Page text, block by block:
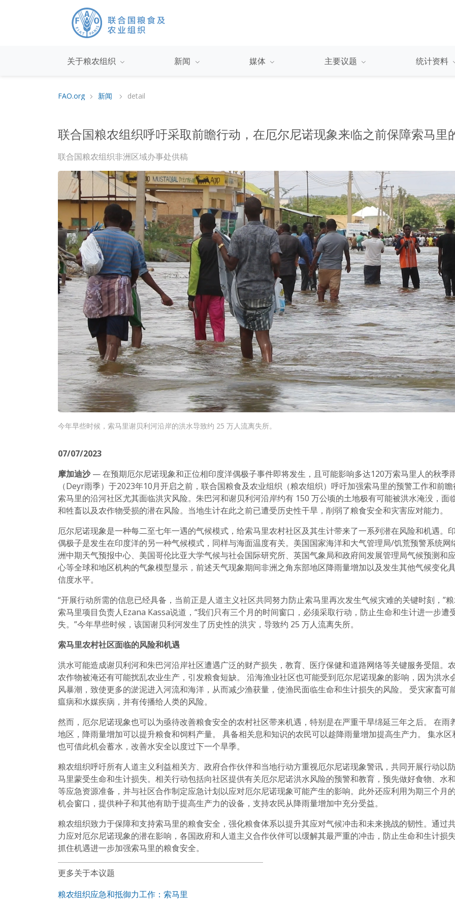
关于粮农组织 新闻 媒体 主要议题 统计资料
FAO.org 新闻 detail
联合国粮农组织呼吁采取前瞻行动，在厄尔尼诺现象来临之前保障索马里
联合国粮农组织非洲区域办事处供稿
今年早些时候，索马里谢贝利河沿岸的洪水导致约 25 万人流离失所。
07/07/2023
摩加迪沙— 在预期厄尔尼诺现象和正位相印度洋偶极子事件即将发生，且可能影响多达120万索马里人的秋季
（Deyr雨季）于2023年10月开启之前，联合国粮食及农业组织（粮农组织）呼吁加强索马里的预警工作和前
索马里的沿河社区尤其面临洪灾风险。朱巴河和谢贝利河沿岸约有 150 万公顷的土地极有可能被洪水淹没，面
和牲畜以及农作物受损的潜在风险。当地生计在此之前已遭受历史性干旱，削弱了粮食安全和灾害应对能力。
厄尔尼诺现象是一种每二至七年一遇的气候模式，给索马里农村社区及其生计带来了一系列潜在风险和机遇。
偶极子是发生在印度洋的另一种气候模式，同样与海面温度有关。美国国家海洋和大气管理局/饥荒预警系统网
洲中期天气预报中心、美国哥伦比亚大学气候与社会国际研究所、英国气象局和政府间发展管理局气候预测和
心等全球和地区机构的气象模型显示，前述天气现象期间非洲之角东部地区降雨量增加以及发生其他气候变化
信度水平。
“开展行动所需的信息已经具备，当前正是人道主义社区共同努力防止索马里再次发生气候灾难的关键时刻，”
索马里项目负责人Ezana Kassa说道，“我们只有三个月的时间窗口，必须采取行动，防止生命和生计进一步遭
失。”今年早些时候，该国谢贝利河发生了历史性的洪灾，导致约 25 万人流离失所。
索马里农村社区面临的风险和机遇
洪水可能造成谢贝利河和朱巴河沿岸社区遭遇广泛的财产损失，教育、医疗保健和道路网络等关键服务受阻。
农作物被淹还有可能扰乱农业生产，引发粮食短缺。 沿海渔业社区也可能受到厄尔尼诺现象的影响，因为洪水
风暴潮，致使更多的淤泥进入河流和海洋，从而减少渔获量，使渔民面临生命和生计损失的风险。 受灾家畜可
瘟病和水媒疾病，并有传播给人类的风险。
然而，厄尔尼诺现象也可以为亟待改善粮食安全的农村社区带来机遇，特别是在严重干旱绵延三年之后。 在雨
地区，降雨量增加可以提升粮食和饲料产量。 具备相关息和知识的农民可以趁降雨量增加提高生产力。 集水区
也可借此机会蓄水，改善水安全以度过下一个旱季。
粮农组织呼吁所有人道主义利益相关方、政府合作伙伴和当地行动方重视厄尔尼诺现象警讯，共同开展行动以
马里蒙受生命和生计损失。相关行动包括向社区提供有关厄尔尼诺洪水风险的预警和教育，预先做好食物、水
等应急资源准备，并与社区合作制定应急计划以应对厄尔尼诺现象可能产生的影响。此外还应利用为期三个月
机会窗口，提供种子和其他有助于提高生产力的设备，支持农民从降雨量增加中充分受益。
粮农组织致力于保障和支持索马里的粮食安全，强化粮食体系以提升其应对气候冲击和未来挑战的韧性。通过
力应对厄尔尼诺现象的潜在影响，各国政府和人道主义合作伙伴可以缓解其最严重的冲击，防止生命和生计损
抓住机遇进一步加强索马里的粮食安全。
更多关于本议题
粮农组织应急和抵御力工作：索马里